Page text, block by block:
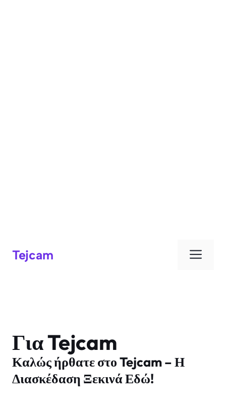
Tejcam
Για Tejcam
Καλώς ήρθατε στο Tejcam – Η
Διασκέδαση Ξεκινά Εδώ!